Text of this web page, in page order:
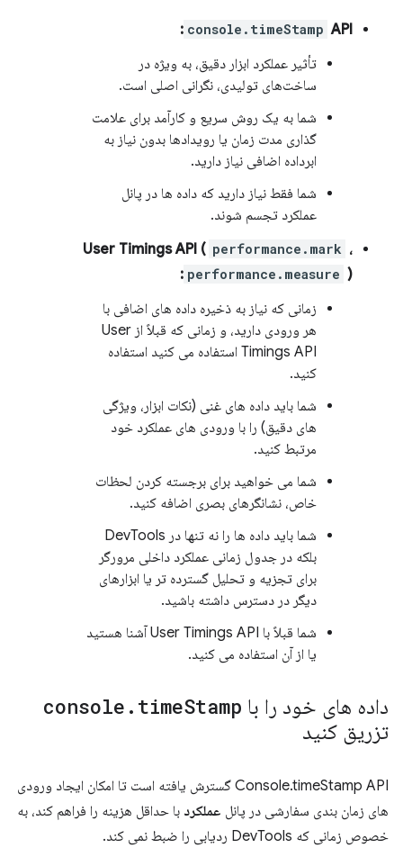
console.timeStamp API:
تأثیر عملکرد ابزار دقیق، به ویژه در
ساخت‌های تولیدی، نگرانی اصلی است.
شما به یک روش سریع و کارآمد برای علامت
گذاری مدت زمان یا رویدادها بدون نیاز به
ابرداده اضافی نیاز دارید.
شما فقط نیاز دارید که داده ها در پانل
عملکرد تجسم شوند.
User Timings API ( performance.mark ،
performance.measure ):
زمانی که نیاز به ذخیره داده های اضافی با
هر ورودی دارید، و زمانی که قبلاً از User
Timings API استفاده می کنید استفاده
کنید.
شما باید داده های غنی (نکات ابزار، ویژگی
های دقیق) را با ورودی های عملکرد خود
مرتبط کنید.
شما می خواهید برای برجسته کردن لحظات
خاص، نشانگرهای بصری اضافه کنید.
شما باید داده ها را نه تنها در DevTools
بلکه در جدول زمانی عملکرد داخلی مرورگر
برای تجزیه و تحلیل گسترده تر یا ابزارهای
دیگر در دسترس داشته باشید.
شما قبلاً با User Timings API آشنا هستید
یا از آن استفاده می کنید.
داده های خود را با console . timeStamp
تزریق کنید
Console.timeStamp API گسترش یافته است تا امکان ایجاد ورودی
های زمان بندی سفارشی در پانل عملکرد با حداقل هزینه را فراهم کند، به
خصوص زمانی که DevTools ردیابی را ضبط نمی کند.